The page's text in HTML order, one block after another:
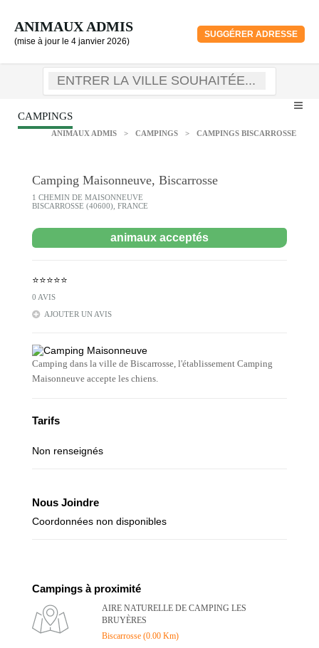
ANIMAUX ADMIS
(mise à jour le 4 janvier 2026)
SUGGÉRER ADRESSE
CAMPINGS
ANIMAUX ADMIS > CAMPINGS > CAMPINGS BISCARROSSE
Camping Maisonneuve, Biscarrosse
1 CHEMIN DE MAISONNEUVE
BISCARROSSE (40600), FRANCE
animaux acceptés
⭐⭐⭐⭐⭐
0 AVIS
AJOUTER UN AVIS
Camping dans la ville de Biscarrosse, l'établissement Camping
Maisonneuve accepte les chiens.
Tarifs
Non renseignés
Nous Joindre
Coordonnées non disponibles
Campings à proximité
AIRE NATURELLE DE CAMPING LES
BRUYÈRES
Biscarrosse (0.00 Km)